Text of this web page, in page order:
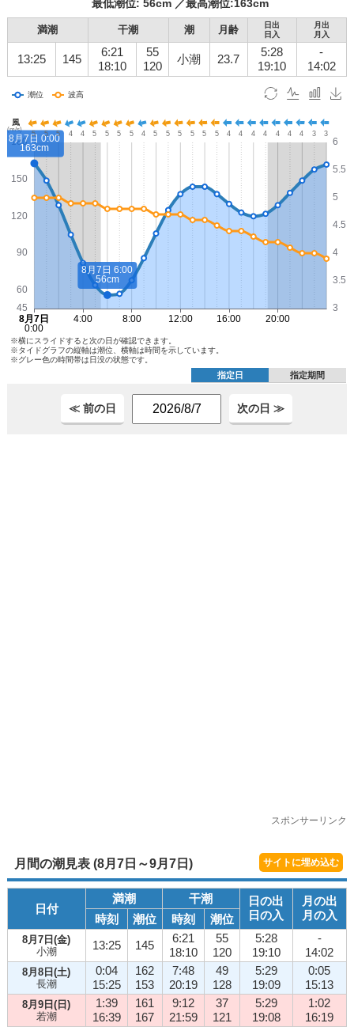
最低潮位: 56cm ／最高潮位:163cm
満潮 干潮 潮 月齢
日出
日入
月出
月入
13:25 145
6:21
18:10
55
120
小潮 23.7
5:28
19:10
-
14:02
※横にスライドすると次の日が確認できます。
※タイドグラフの縦軸は潮位、横軸は時間を示しています。
※グレー色の時間帯は日没の状態です。
指定日 指定期間
≪ 前の日 次の日 ≫
スポンサーリンク
月間の潮見表 (8月7日～9月7日) サイトに埋め込む
日付
満潮 干潮
日の出
日の入
月の出
月の入
時刻 潮位 時刻 潮位
8月7日(金)
小潮
13:25 145
6:21
18:10
55
120
5:28
19:10
-
14:02
8月8日(土)
長潮
0:04
15:25
162
153
7:48
20:19
49
128
5:29
19:09
0:05
15:13
8月9日(日)
若潮
1:39
16:39
161
167
9:12
21:59
37
121
5:29
19:08
1:02
16:19